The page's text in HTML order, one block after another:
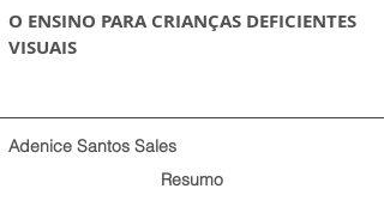
O ENSINO PARA CRIANÇAS DEFICIENTES
VISUAIS
Adenice Santos Sales
Resumo